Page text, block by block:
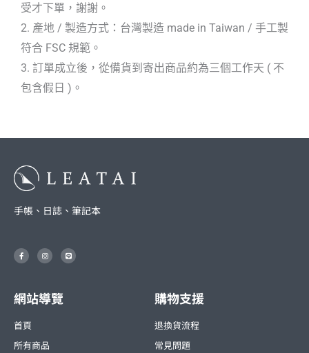
受才下單，謝謝。
2. 產地 / 製造方式：台灣製造 made in Taiwan / 手工製
符合 FSC 規範。
3. 訂單成立後，從備貨到寄出商品約為三個工作天 ( 不
包含假日 )。
手帳、日誌、筆記本
F
a
c
k
-
I
n
s
r
a
m
L
i
n
網站導覽
首頁
所有商品
購物支援
退換貨流程
常見問題